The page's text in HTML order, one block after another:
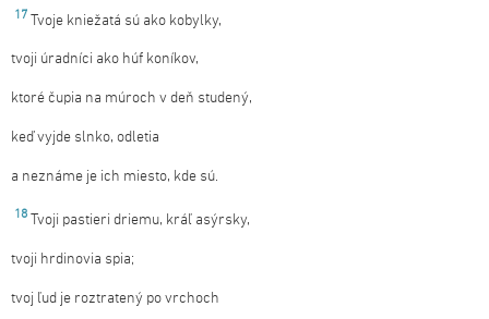
17 Tvoje kniežatá sú ako kobylky,
tvoji úradníci ako húf koníkov,
ktoré čupia na múroch v deň studený,
keď vyjde slnko, odletia
a neznáme je ich miesto, kde sú.
18 Tvoji pastieri driemu, kráľ asýrsky,
tvoji hrdinovia spia;
tvoj ľud je roztratený po vrchoch